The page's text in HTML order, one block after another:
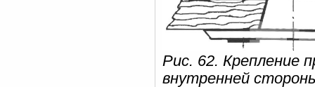
Рис. 62. Крепление
внутренней